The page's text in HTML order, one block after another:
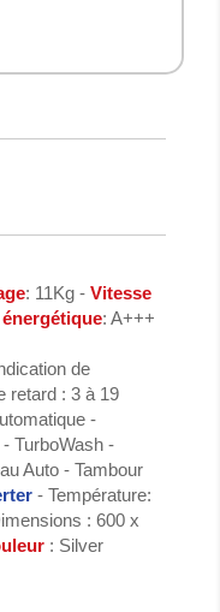
: 11Kg - Vitesse
: A+++
de
retard : 3 à 19
-
TurboWash -
Auto - Tambour
- Température:
: 600 x
: Silver